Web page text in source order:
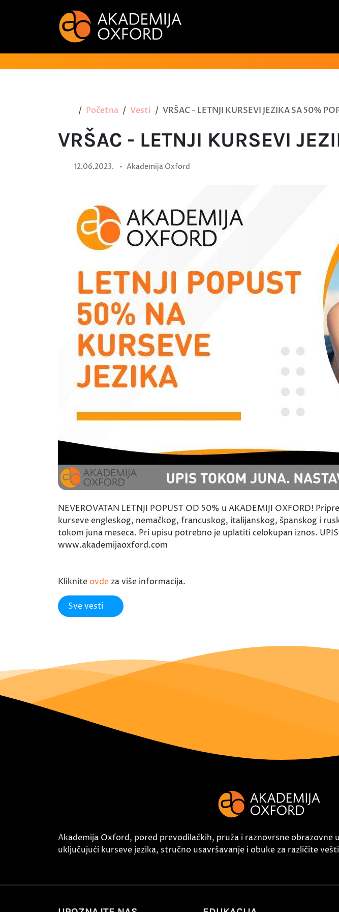
Početna Vesti VRŠAC - LETNJI KURSEVI JEZIKA SA 50%
VRŠAC - LETNJI KURSEVI
12.06.2023. • Akademija Oxford
NEVEROVATAN LETNJI POPUST OD 50% u AKADEMIJI OXFORD!
kurseve engleskog, nemačkog, francuskog, italijanskog, španskog i
tokom juna meseca. Pri upisu potrebno je uplatiti celokupan iznos.
www.akademijaoxford.com
Kliknite ovde za više informacija.
Sve vesti
Akademija Oxford, pored prevodilačkih, pruža i raznovrsne obrazovne
uključujući kurseve jezika, stručno usavršavanje i obuke za različite